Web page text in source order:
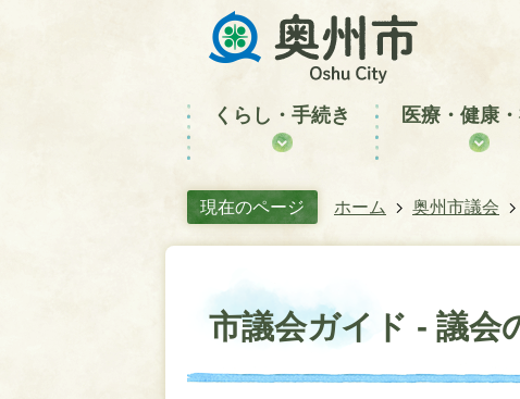
くらし・手続き 医療・健康
現在のページ ホーム 奥州市議会
市議会ガイド - 議会